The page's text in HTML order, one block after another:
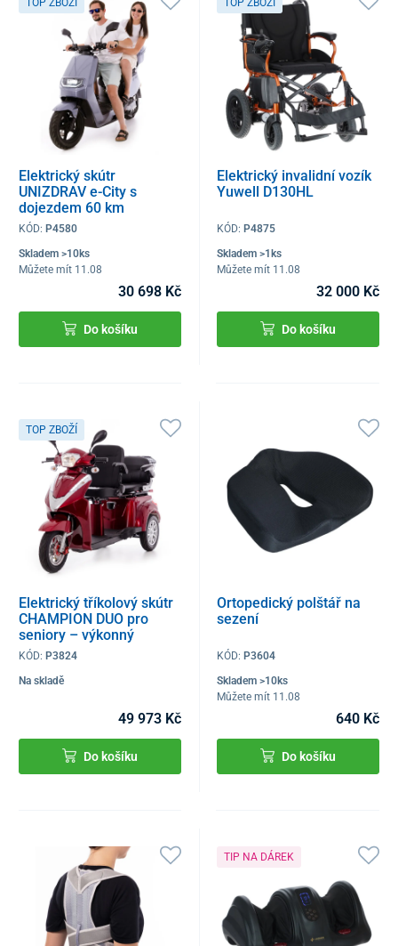
TOP ZBOŽÍ
Elektrický skútr
UNIZDRAV e-City s
dojezdem 60 km
KÓD: P4580
Skladem >10ks
Můžete mít 11.08
30 698 Kč
Do košíku
TOP ZBOŽÍ
Elektrický invalidní vozík
Yuwell D130HL
KÓD: P4875
Skladem >1ks
Můžete mít 11.08
32 000 Kč
Do košíku
TOP ZBOŽÍ
Elektrický tříkolový skútr
CHAMPION DUO pro
seniory – výkonný
1000W motor
KÓD: P3824
Na skladě
49 973 Kč
Do košíku
Ortopedický polštář na
sezení
KÓD: P3604
Skladem >10ks
Můžete mít 11.08
640 Kč
Do košíku
TIP NA DÁREK